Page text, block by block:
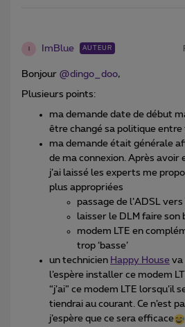
ImBlue AUTEUR
Bonjour @dingo_doo,
Plusieurs points:
ma demande date de début
être changé sa politique entre
ma demande était générale
de ma connexion. Après avoir
j’ai laissé les experts me
plus appropriées
passage de l’ADSL
laisser le DLM faire son
modem LTE en
trop ‘basse’
un technicien Happy House va
l’espère installer ce modem
“j’ai” ce modem LTE lorsqu’il
tiendrai au courant. Ce n’est
j’espère que ce sera efficace